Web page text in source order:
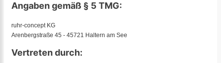
Angaben gemäß § 5 TMG:
ruhr-concept KG
Arenbergstraße 45 - 45721 Haltern am See
Vertreten durch: